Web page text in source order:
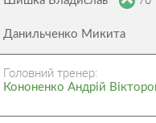
Данильченко Микита
Головний тренер:
Кононенко Андрій